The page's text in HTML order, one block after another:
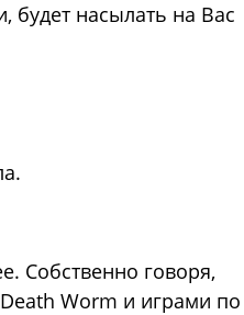
насылать на Вас
Собственно говоря,
Worm и играми по